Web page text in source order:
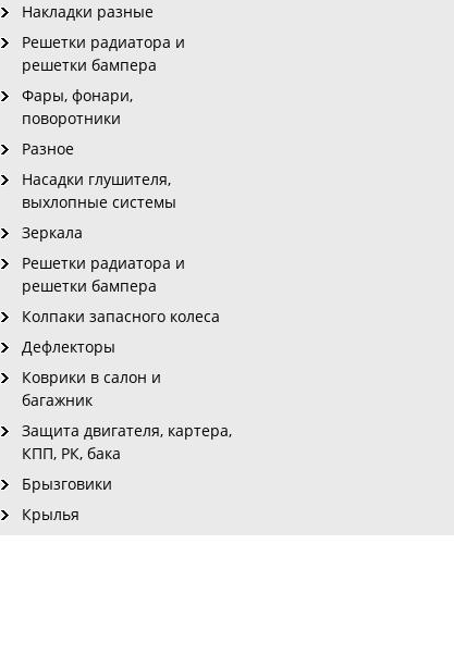
Накладки разные
Решетки радиатора и
решетки бампера
Фары, фонари,
поворотники
Разное
Насадки глушителя,
выхлопные системы
Зеркала
Решетки радиатора и
решетки бампера
Колпаки запасного колеса
Дефлекторы
Коврики в салон и
багажник
Защита двигателя, картера,
КПП, РК, бака
Брызговики
Крылья